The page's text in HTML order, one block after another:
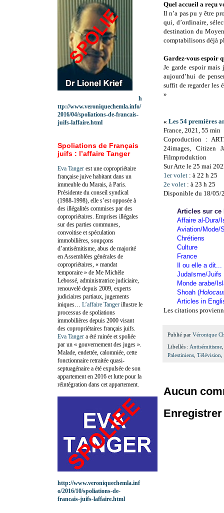
Quel accueil a reçu
Il n’a pas pu y être
qui, d’ordinaire,
destination du
comptabilisons déjà
Gardez-vous espoir
Je garde espoir mais
aujourd’hui de
suffit de regarder les
»
« Les 54 premières
France, 2021, 55 min
Coproduction :
24images, Citizen
Filmproduktion
Sur Arte le 25 mai
1er volet : à 22 h 25
2e volet : à 23 h 25
Disponible du 18/05/
Articles sur ce
Affaire al-Dura/
Aviation/Mode/
Chrétiens
Culture
France
Il ou elle a dit...
Judaïsme/Juifs
Monde arabe/
Shoah (
Articles in
Les citations
Publié par Véronique
Libellés : Antisémitisme
Palestiniens, Télévision,
Aucun
h
ttp://www.veroniquechemla.info/
2016/04/spoliations-de-francais-
juifs-laffaire.html
Spoliations de Français
juifs : l’affaire Tanger
Eva Tanger est une copropriétaire
française juive habitant dans un
immeuble du Marais, à Paris.
Présidente du conseil syndical
(1988-1998), elle s’est opposée à
des illégalités commises par des
copropriétaires. Emprises illégales
sur des parties communes,
convoitise et spéculation
immobilières, soupçons
d’antisémitisme, abus de majorité
en Assemblées générales de
copropriétaires, « mandat
temporaire » de Me Michèle
Lebossé, administratrice judiciaire,
renouvelé depuis 2009, experts
judiciaires partiaux, jugements
iniques… L’affaire Tanger illustre le
processus de spoliations
immobilières depuis 2000 visant
des copropriétaires français juifs.
Eva Tanger a été ruinée et spoliée
par un « gouvernement des juges ».
Malade, endettée, calomniée, cette
fonctionnaire retraitée quasi-
septuagénaire a été expulsée de son
appartement en 2016 et lutte pour la
réintégration dans cet appartement.
http://www.veroniquechemla.inf
o/2016/10/spoliations-de-
francais-juifs-laffaire.html